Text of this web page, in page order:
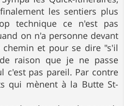
les sentiers plus
technique ce n'est pas
on n'a personne devant
et pour se dire "s'il
raison que je ne passe
c'est pas pareil. Par contre
qui mènent à la Butte St-